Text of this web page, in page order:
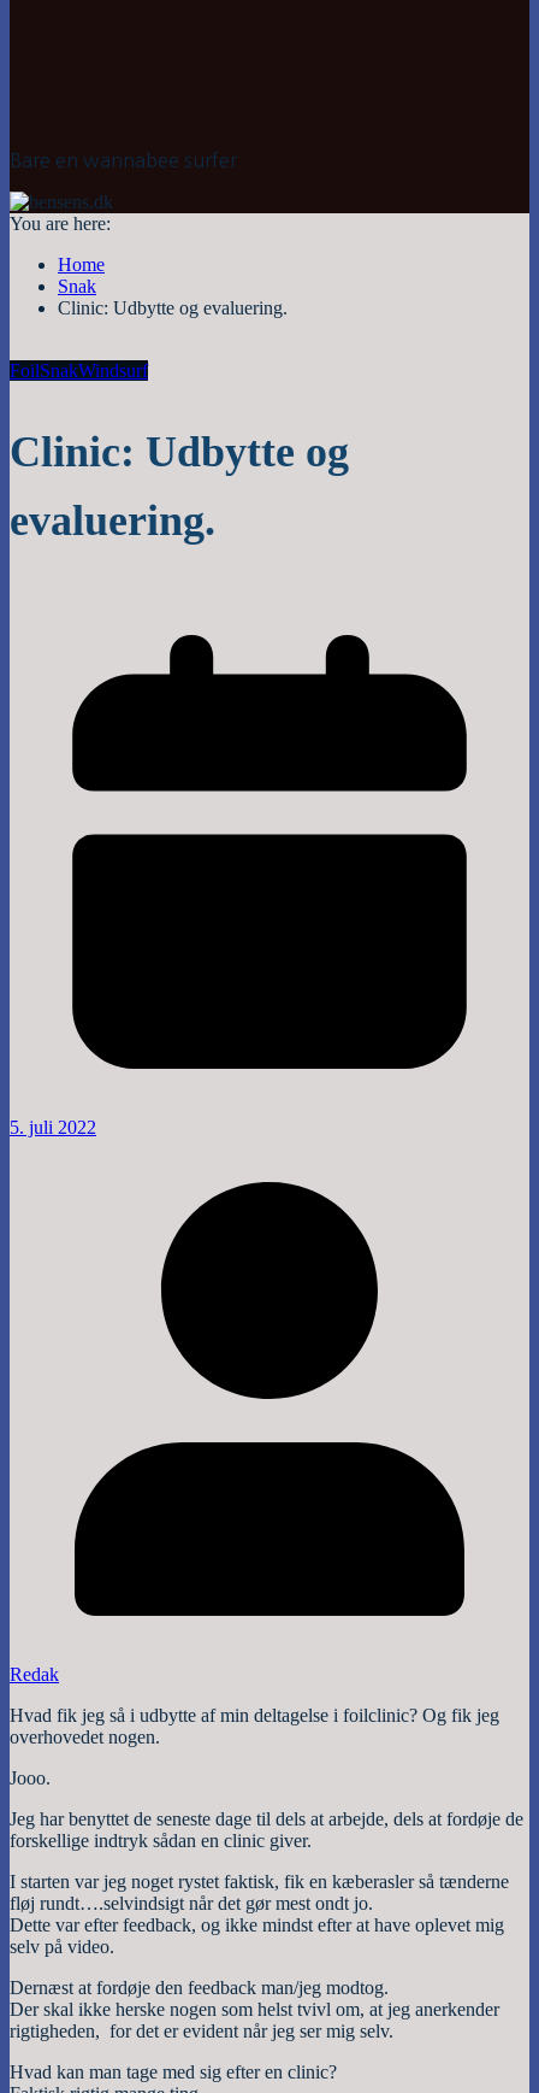
Bare en wannabee surfer
You are here:
Home
Snak
Clinic: Udbytte og evaluering.
FoilSnakWindsurf
Clinic: Udbytte og
evaluering.
5. juli 2022
Redak
Hvad fik jeg så i udbytte af min deltagelse i foilclinic? Og fik jeg
overhovedet nogen.
Jooo.
Jeg har benyttet de seneste dage til dels at arbejde, dels at fordøje de
forskellige indtryk sådan en clinic giver.
I starten var jeg noget rystet faktisk, fik en kæberasler så tænderne
fløj rundt….selvindsigt når det gør mest ondt jo.
Dette var efter feedback, og ikke mindst efter at have oplevet mig
selv på video.
Dernæst at fordøje den feedback man/jeg modtog.
Der skal ikke herske nogen som helst tvivl om, at jeg anerkender
rigtigheden, for det er evident når jeg ser mig selv.
Hvad kan man tage med sig efter en clinic?